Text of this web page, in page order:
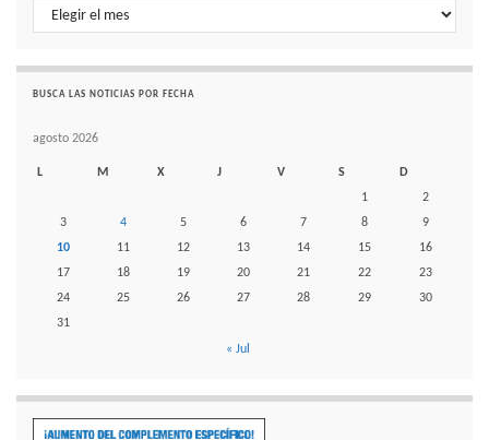
Histórico de noticias por mes
BUSCA LAS NOTICIAS POR FECHA
agosto 2026
L M X J V S
D
1
2
3
4 5 6 7 8
9
10
11 12 13 14 15
16
17
18 19 20 21 22
23
24
25 26 27 28 29
30
31
« Jul